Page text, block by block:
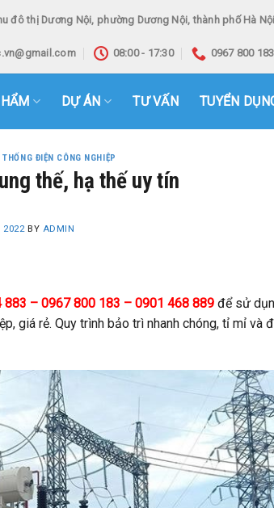
đô thị Dương Nội, phường Dương Nội, thành phố Hà
08:00 - 17:30 0967 800 183
DỰ ÁN TƯ VẤN TUYỂN
THỐNG ĐIỆN CÔNG NGHIỆP
thế, hạ thế uy tín
2022 BY ADMIN
883 – 0967 800 183 – 0901 468 889 để sử
giá rẻ. Quy trình bảo trì nhanh chóng, tỉ mỉ và